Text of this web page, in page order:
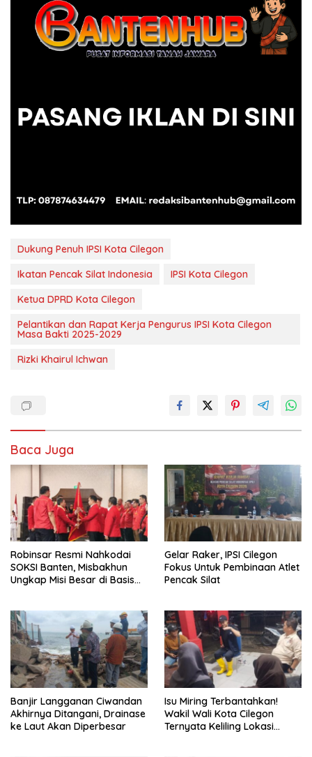
Dukung Penuh IPSI Kota Cilegon
Ikatan Pencak Silat Indonesia
IPSI Kota Cilegon
Ketua DPRD Kota Cilegon
Pelantikan dan Rapat Kerja Pengurus IPSI Kota Cilegon
Masa Bakti 2025-2029
Rizki Khairul Ichwan
Baca Juga
Robinsar Resmi Nahkodai
SOKSI Banten, Misbakhun
Ungkap Misi Besar di Basis
Gelar Raker, IPSI Cilegon
Fokus Untuk Pembinaan Atlet
Pencak Silat
Banjir Langganan Ciwandan
Akhirnya Ditangani, Drainase
ke Laut Akan Diperbesar
Isu Miring Terbantahkan!
Wakil Wali Kota Cilegon
Ternyata Keliling Lokasi